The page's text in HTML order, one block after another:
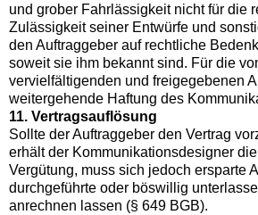
und grober Fahrlässigkeit nicht für die
Zulässigkeit seiner Entwürfe und
den Auftraggeber auf rechtliche
soweit sie ihm bekannt sind. Für die
vervielfältigenden und freigegebenen
weitergehende Haftung des
11. Vertragsauflösung
Sollte der Auftraggeber den Vertrag
erhält der Kommunikationsdesigner
Vergütung, muss sich jedoch ersparte
durchgeführte oder böswillig
anrechnen lassen (§ 649 BGB).